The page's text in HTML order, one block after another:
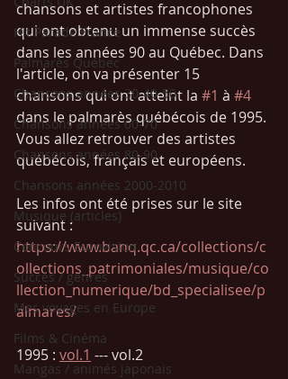
Hit Parade France
Palmarès Québec
Chansons années 30-40-50
Chansons années 60-70
Chansons années 80-90
Chansons années 2000-2010
Musique (articles)
Concours Eurovision
Succès / genres
Mes voyages en Europe
Films & Cinéma
Mangas / animés japonais
chansons et artistes francophones
qui ont obtenu un immense succès
dans les années 90 au Québec. Dans
l'article, on va présenter 15
chansons qui ont atteint la #1 à #4
dans le palmarès québécois de 1995.
Vous allez retrouver des artistes
québécois, français et européens.
Les infos ont été prises sur le site
suivant :
https://www.banq.qc.ca/collections/c
ollections_patrimoniales/musique/co
llection_numerique/bd_specialisee/p
almares/
1995 : vol.1 --- vol.2